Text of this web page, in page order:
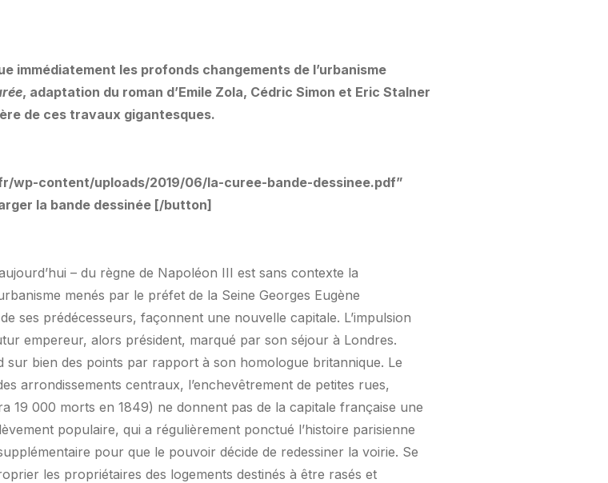
immédiatement les profonds changements de l’urbanisme
, adaptation du roman d’Emile Zola, Cédric Simon et Eric Stalner
de ces travaux gigantesques.
wp-content/uploads/2019/06/la-curee-bande-dessinee.pdf”
la bande dessinée [/button]
– du règne de Napoléon III est sans contexte la
menés par le préfet de la Seine Georges Eugène
ses prédécesseurs, façonnent une nouvelle capitale. L’impulsion
empereur, alors président, marqué par son séjour à Londres.
sur bien des points par rapport à son homologue britannique. Le
arrondissements centraux, l’enchevêtrement de petites rues,
19 000 morts en 1849) ne donnent pas de la capitale française une
populaire, qui a régulièrement ponctué l’histoire parisienne
pour que le pouvoir décide de redessiner la voirie. Se
les propriétaires des logements destinés à être rasés et